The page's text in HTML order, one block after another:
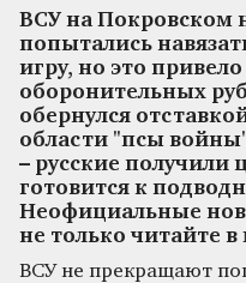
ВСУ на Покровском
попытались
игру, но это привело
оборонительных
обернулся
области "псы
– русские
готовится к
Неофициальные
не только читайте
ВСУ не прекращают